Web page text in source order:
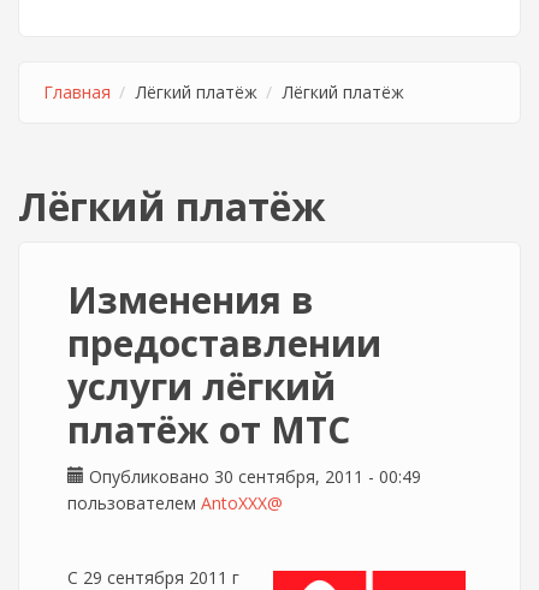
Главная Лёгкий платёж Лёгкий платёж
Лёгкий платёж
Изменения в
предоставлении
услуги лёгкий
платёж от МТС
Опубликовано 30 сентября, 2011 - 00:49
пользователем AntoXXX@
С 29 сентября 2011 г